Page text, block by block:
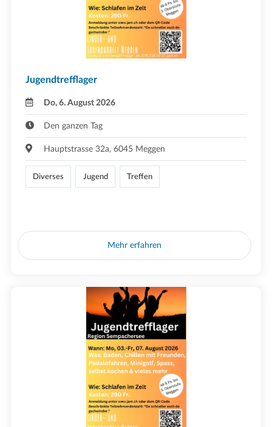
Jugendtrefflager
Do, 6. August 2026
Den ganzen Tag
Hauptstrasse 32a, 6045 Meggen
Diverses Jugend Treffen
Mehr erfahren